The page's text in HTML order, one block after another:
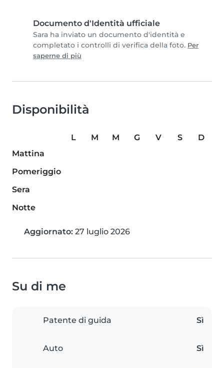
Documento d'Identità ufficiale
Sara ha inviato un documento d'identità e
completato i controlli di verifica della foto. Per
saperne di più
Disponibilità
L M M G V S
D
Mattina
Pomeriggio
Sera
Notte
Aggiornato: 27 luglio 2026
Su di me
Patente di guida Sì
Auto Sì